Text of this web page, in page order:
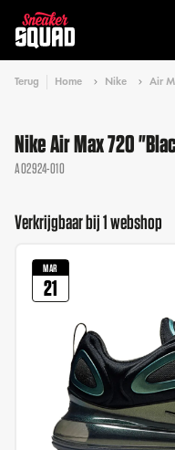
Terug Home Nike Air
Nike Air Max 720
AO2924-010
Verkrijgbaar bij 1 webshop
MAR
21